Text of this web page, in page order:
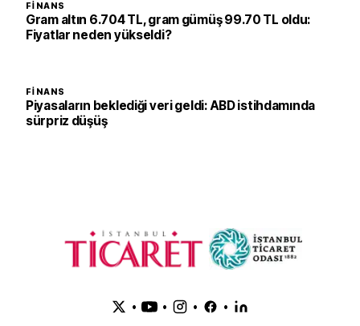
FINANS
Gram altın 6.704 TL, gram gümüş 99.70 TL oldu:
Fiyatlar neden yükseldi?
FINANS
Piyasaların beklediği veri geldi: ABD istihdamında
sürpriz düşüş
• • • •